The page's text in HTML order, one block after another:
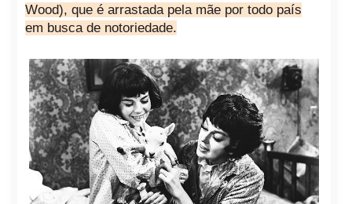
Wood), que é arrastada pela mãe por todo país
em busca de notoriedade.